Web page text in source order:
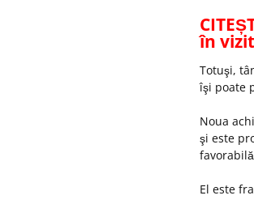
în
Totuşi,
îşi poate
Noua
şi este
El este